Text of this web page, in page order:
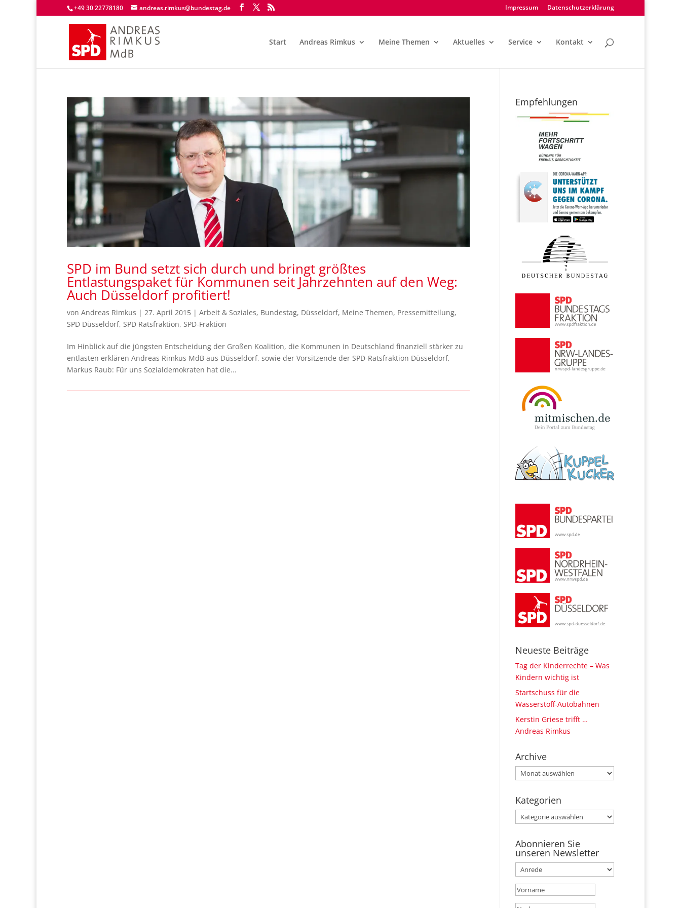
+49 30 22778180 andreas.rimkus@bundestag.de Impressum Datenschutzerklärung
Start Andreas Rimkus Meine Themen Aktuelles Service Kontakt
SPD im Bund setzt sich durch und bringt größtes
Entlastungspaket für Kommunen seit Jahrzehnten auf den Weg:
Auch Düsseldorf profitiert!
von Andreas Rimkus | 27. April 2015 | Arbeit & Soziales, Bundestag, Düsseldorf, Meine Themen, Pressemitteilung,
SPD Düsseldorf, SPD Ratsfraktion, SPD-Fraktion
Im Hinblick auf die jüngsten Entscheidung der Großen Koalition, die Kommunen in Deutschland finanziell stärker zu
entlasten erklären Andreas Rimkus MdB aus Düsseldorf, sowie der Vorsitzende der SPD-Ratsfraktion Düsseldorf,
Markus Raub: Für uns Sozialdemokraten hat die...
Empfehlungen
Neueste Beiträge
Tag der Kinderrechte – Was
Kindern wichtig ist
Startschuss für die
Wasserstoff-Autobahnen
Kerstin Griese trifft …
Andreas Rimkus
Archive
Archive
Kategorien
Kategorien
Abonnieren Sie
unseren Newsletter